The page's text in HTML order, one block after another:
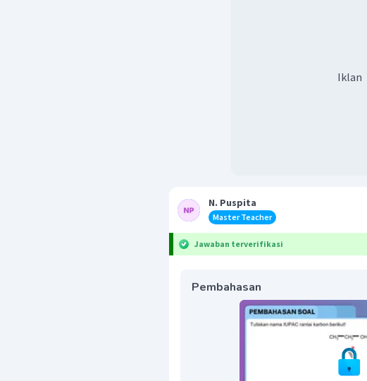
Iklan
N. Puspita
Master Teacher
Jawaban terverifikasi
Pembahasan